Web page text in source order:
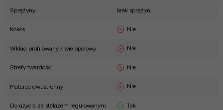
Sprężyny brak sprężyn
Kokos Nie
Wkład profilowany / wielopolowy Nie
Strefy twardości Nie
Materac dwustronny Nie
Do użycia ze stelażem regulowanym Tak